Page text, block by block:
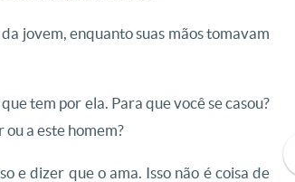
jovem, enquanto suas mãos tomavam
tem por ela. Para que você se casou?
ou a este homem?
e dizer que o ama. Isso não é coisa de